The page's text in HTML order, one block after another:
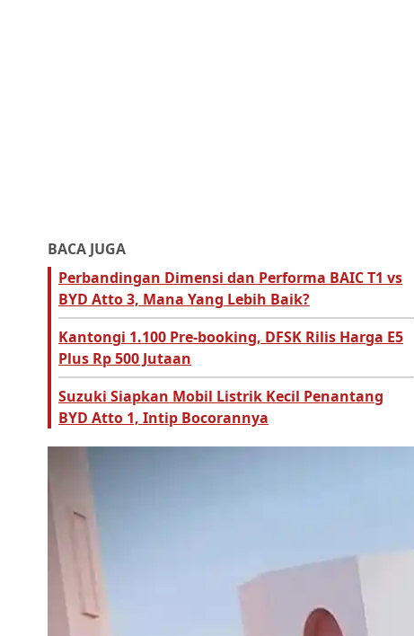
BACA JUGA
Perbandingan Dimensi dan Performa BAIC T1 vs
BYD Atto 3, Mana Yang Lebih Baik?
Kantongi 1.100 Pre-booking, DFSK Rilis Harga E5
Plus Rp 500 Jutaan
Suzuki Siapkan Mobil Listrik Kecil Penantang
BYD Atto 1, Intip Bocorannya